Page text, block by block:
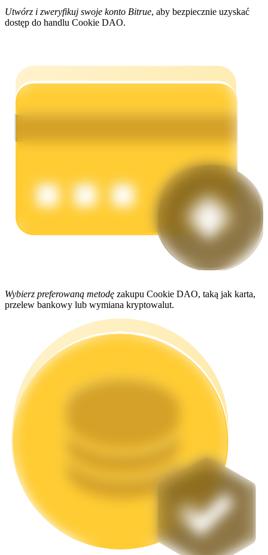
Mocna Świnka
Codziennie zdobywaj konkurencyjne nagrody
Wysokie zyski i natychmiastowy dostęp
Elastyczne stawianie zakładów, aby zarabiać na popularnych
tokenach
Utwórz i zweryfikuj swoje konto Bitrue, aby bezpiecznie uzyskać
dostęp do handlu Cookie DAO.
Wybierz preferowaną metodę zakupu Cookie DAO, taką jak karta,
przelew bankowy lub wymiana kryptowalut.